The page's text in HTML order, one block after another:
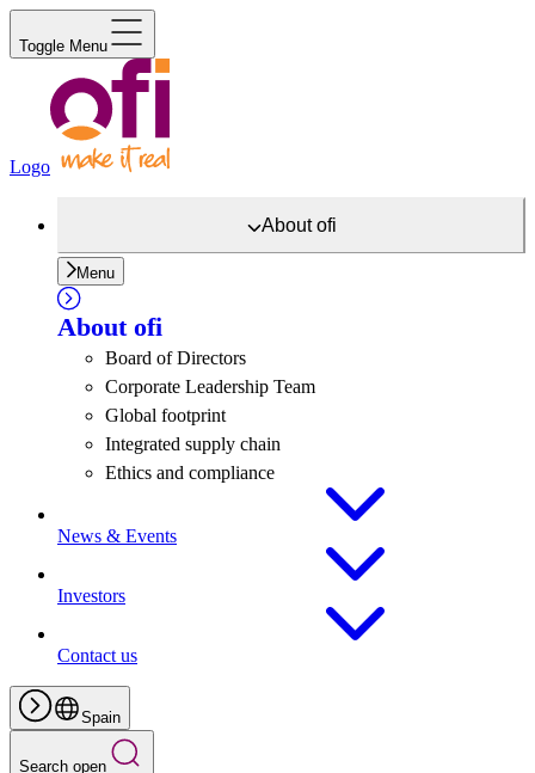
Toggle Menu
Logo
Aboutofi
Menu
About ofi
Board of Directors
Corporate Leadership Team
Global footprint
Integrated supply chain
Ethics and compliance
News & Events
Investors
Contact us
Spain
Search open